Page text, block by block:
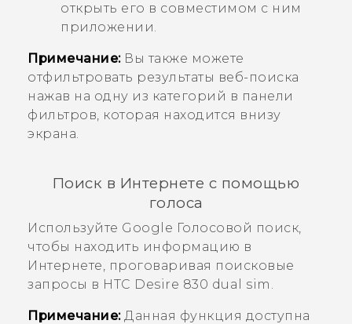
открыть его в совместимом с ним
приложении.
Примечание:Вы также можете
отфильтровать результаты веб-поиска
нажав на одну из категорий в панели
фильтров, которая находится внизу
экрана.
Поиск в Интернете с помощью
голоса
Используйте Google Голосовой поиск,
чтобы находить информацию в
Интернете, проговаривая поисковые
запросы в HTC Desire 830 dual sim .
Примечание:Данная функция доступна